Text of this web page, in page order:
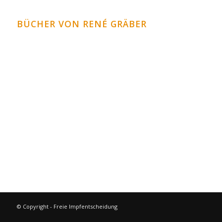
BÜCHER VON RENÉ GRÄBER
© Copyright - Freie Impfentscheidung